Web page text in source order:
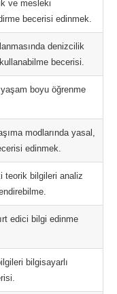
ve mesleki
becerisi edinmek.
denizcilik
becerisi.
boyu öğrenme
modlarında yasal,
edinmek.
teorik bilgileri analiz
edici bilgi edinme
bilgisayarlı